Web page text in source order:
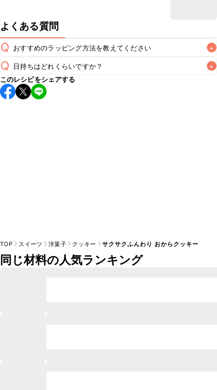
よくある質問
Q おすすめのラッピング方法を教えてください +
A
Q 日持ちはどれくらいですか？ +
保存期間は常温で2~3日が目安です。なるべくお早めにお召
し上がりください。
このレシピをシェアする
TOP スイーツ 洋菓子 クッキー サクサクふんわり おからクッキー
同じ材料の人気ランキング